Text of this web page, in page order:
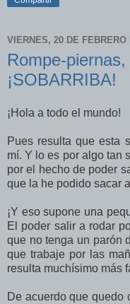
VIERNES, 20 DE FEBRERO
Rompe-
¡SOBARRIBA!
¡Hola a todo el mundo!
Pues resulta que esta
mí. Y lo es por algo tan
por el hecho de poder
que la he podido sacar
¡Y eso supone una
El poder salir a rodar
que no tenga un parón
que trabaje por las
resulta muchísimo más
De acuerdo que quedo